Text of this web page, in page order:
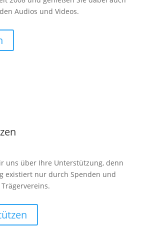
Audios und Videos.
uns über Ihre Unterstützung, denn
existiert nur durch Spenden und